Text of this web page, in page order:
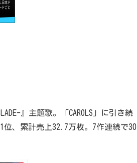
』主題歌。「CAROLS」に引き続
位、累計売上32.7万枚。7作連続で30